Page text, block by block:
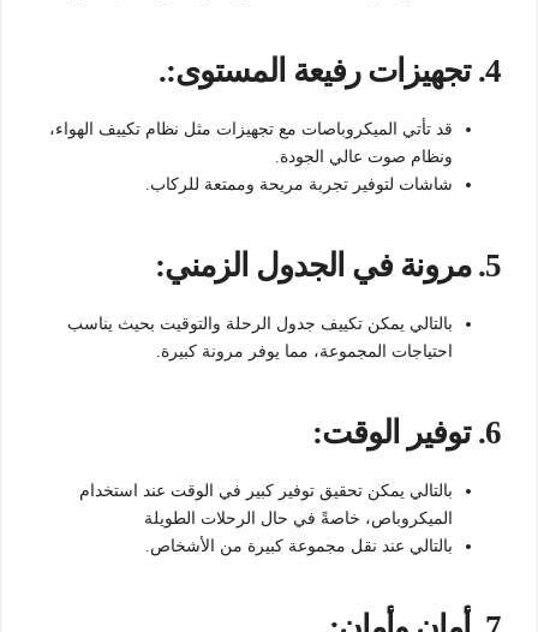
4. تجهيزات رفيعة المستوى:.
قد تأتي الميكروباصات مع تجهيزات مثل نظام تكييف الهواء،
ونظام صوت عالي الجودة.
شاشات لتوفير تجربة مريحة وممتعة للركاب.
5. مرونة في الجدول الزمني:
بالتالي يمكن تكييف جدول الرحلة والتوقيت بحيث يناسب
احتياجات المجموعة، مما يوفر مرونة كبيرة.
6. توفير الوقت:
بالتالي يمكن تحقيق توفير كبير في الوقت عند استخدام
الميكروباص، خاصةً في حال الرحلات الطويلة
بالتالي عند نقل مجموعة كبيرة من الأشخاص.